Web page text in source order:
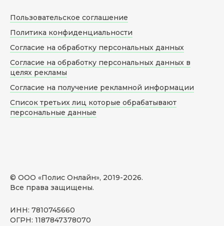
© ООО «Полис Онлайн», 2019-2026.
Все права защищены.
ИНН: 7810745660
ОГРН: 1187847378070
Пользовательское соглашение
Политика конфиденциальности
Согласие на обработку персональных данных
Согласие на обработку персональных данных в
целях рекламы
Согласие на получение рекламной информации
Список третьих лиц которые обрабатывают
персональные данные